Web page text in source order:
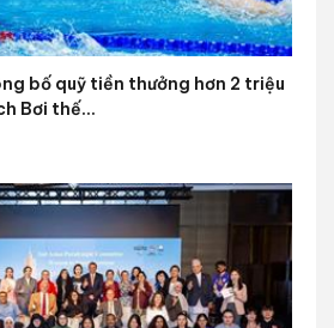
bố quỹ tiền thưởng hơn 2 triệu
Bơi thế...